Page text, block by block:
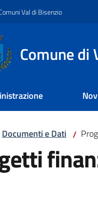
Val di Bisenzio
Comune di
Documenti e Dati /